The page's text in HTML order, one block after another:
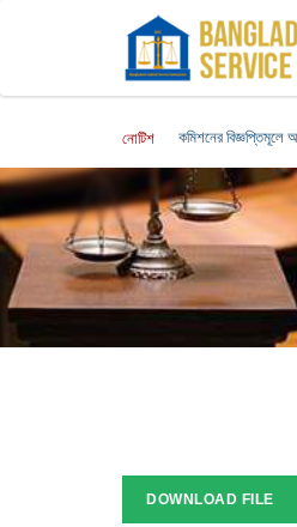
নোটিশ কমিশনের বিজ্ঞপ্তিমূলে
DOWNLOAD FILE